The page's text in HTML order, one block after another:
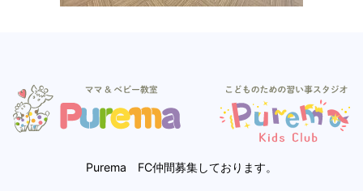
Purema FC仲間募集しております。